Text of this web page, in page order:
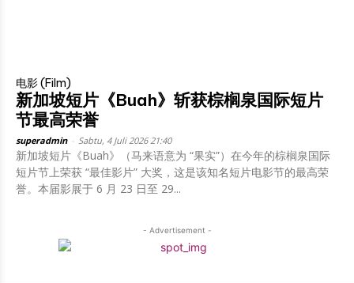
电影 (Film)
新加坡短片《Buah》斩获棕榈泉国际短片
节最高荣誉
superadmin Sabtu, 4 Juli 2026 21:40
新加坡短片《Buah》（马来语意为 “果实”）在今年的棕榈泉国际
短片节上荣获 “最佳影片” 大奖，这是该知名短片电影节的最高荣
誉。本届影展于 6 月 23 日至 29...
- Advertisement -